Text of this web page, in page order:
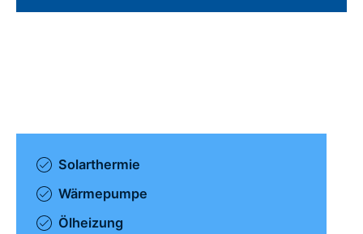
Solarthermie
Wärmepumpe
Ölheizung